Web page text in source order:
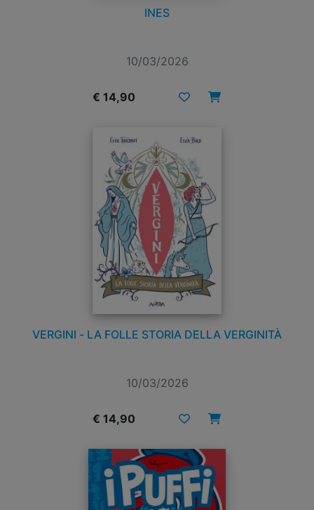
INES
10/03/2026
€ 14,90
VERGINI - LA FOLLE STORIA DELLA VERGINITÀ
10/03/2026
€ 14,90